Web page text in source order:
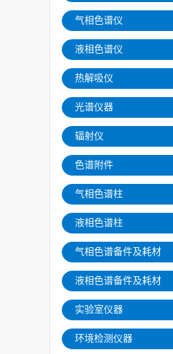
气相色谱仪
液相色谱仪
热解吸仪
光谱仪器
辐射仪
色谱附件
气相色谱柱
液相色谱柱
气相色谱备件及耗材
液相色谱备件及耗材
实验室仪器
环境检测仪器